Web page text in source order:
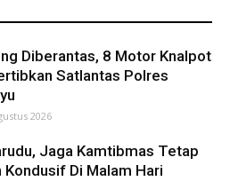
Diberantas, 8 Motor Knalpot
Satlantas Polres
2026
Jaga Kamtibmas Tetap
Kondusif Di Malam Hari